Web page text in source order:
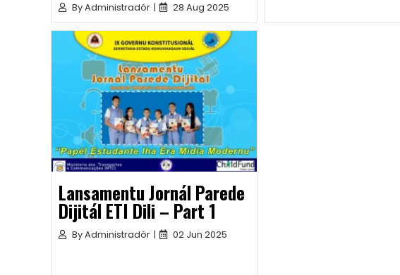
ByAdministradór | 28 Aug 2025
Lansamentu Jornál Parede
Dijitál ETI Dili – Part 1
ByAdministradór | 02 Jun 2025